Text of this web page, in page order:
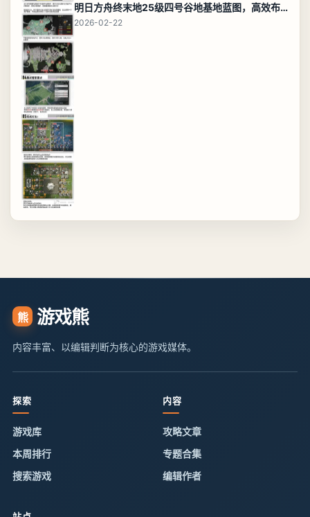
明日方舟终末地25级四号谷地基地蓝图，高效布局规划
2026-02-22
熊 游戏熊
内容丰富、以编辑判断为核心的游戏媒体。
探索
游戏库
本周排行
搜索游戏
内容
攻略文章
专题合集
编辑作者